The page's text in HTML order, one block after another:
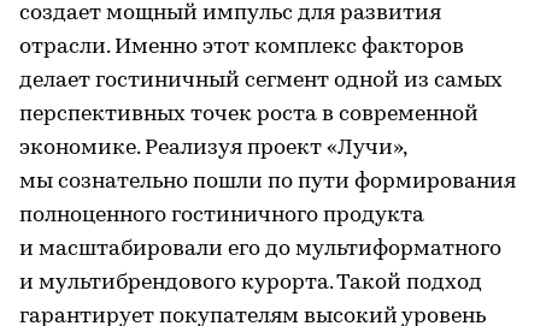
создает мощный импульс для развития
отрасли. Именно этот комплекс факторов
делает гостиничный сегмент одной из самых
перспективных точек роста в современной
экономике. Реализуя проект «Лучи»,
мы сознательно пошли по пути формирования
полноценного гостиничного продукта
и масштабировали его до мультиформатного
и мультибрендового курорта. Такой подход
гарантирует покупателям высокий уровень